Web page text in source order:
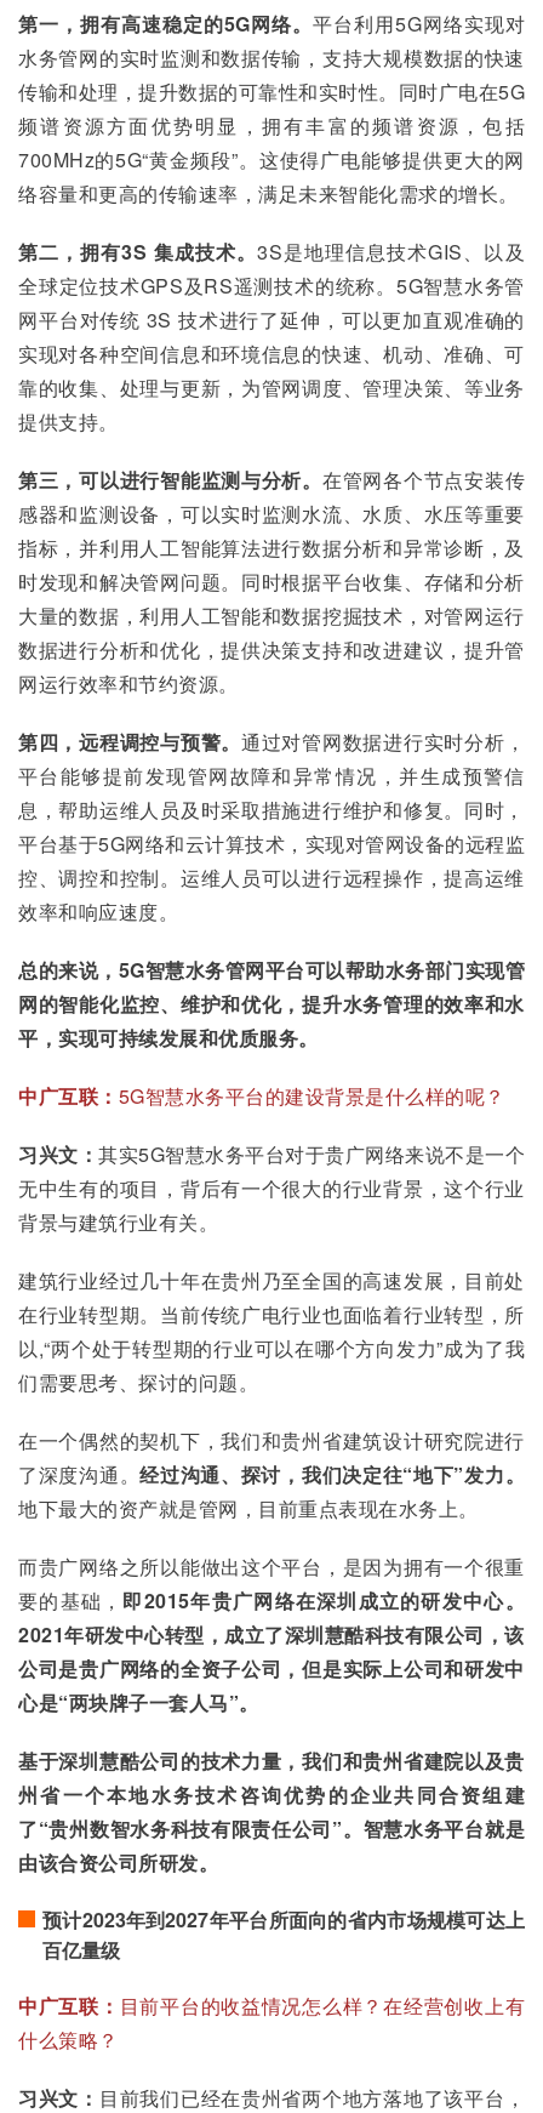
第一，拥有高速稳定的5G网络。平台利用5G网络实现对
水务管网的实时监测和数据传输，支持大规模数据的快速
传输和处理，提升数据的可靠性和实时性。同时广电在5G
频谱资源方面优势明显，拥有丰富的频谱资源，包括
700MHz的5G“黄金频段”。这使得广电能够提供更大的网
络容量和更高的传输速率，满足未来智能化需求的增长。
第二，拥有3S 集成技术。 3S是地理信息技术GIS、以及
全球定位技术GPS及RS遥测技术的统称。5G智慧水务管
网平台对传统 3S 技术进行了延伸，可以更加直观准确的
实现对各种空间信息和环境信息的快速、机动、准确、可
靠的收集、处理与更新，为管网调度、管理决策、等业务
提供支持。
第三，可以进行智能监测与分析。 在管网各个节点安装传
感器和监测设备，可以实时监测水流、水质、水压等重要
指标，并利用人工智能算法进行数据分析和异常诊断，及
时发现和解决管网问题。同时根据平台收集、存储和分析
大量的数据，利用人工智能和数据挖掘技术，对管网运行
数据进行分析和优化，提供决策支持和改进建议，提升管
网运行效率和节约资源。
第四，远程调控与预警。通过对管网数据进行实时分析，
平台能够提前发现管网故障和异常情况，并生成预警信
息，帮助运维人员及时采取措施进行维护和修复。同时，
平台基于5G网络和云计算技术，实现对管网设备的远程监
控、调控和控制。运维人员可以进行远程操作，提高运维
效率和响应速度。
总的来说，5G智慧水务管网平台可以帮助水务部门实现管
网的智能化监控、维护和优化，提升水务管理的效率和水
平，实现可持续发展和优质服务。
中广互联： 5G智慧水务平台的建设背景是什么样的呢？
习兴文： 其实5G智慧水务平台对于贵广网络来说不是一个
无中生有的项目，背后有一个很大的行业背景，这个行业
背景与建筑行业有关。
建筑行业经过几十年在贵州乃至全国的高速发展，目前处
在行业转型期。当前传统广电行业也面临着行业转型，所
以,“两个处于转型期的行业可以在哪个方向发力”成为了我
们需要思考、探讨的问题。
在一个偶然的契机下，我们和贵州省建筑设计研究院进行
了深度沟通。经过沟通、探讨，我们决定往“地下”发力。
地下最大的资产就是管网，目前重点表现在水务上。
而贵广网络之所以能做出这个平台，是因为拥有一个很重
要的基础， 即2015年贵广网络在深圳成立的研发中心。
2021年研发中心转型，成立了深圳慧酷科技有限公司，该
公司是贵广网络的全资子公司，但是实际上公司和研发中
心是“两块牌子一套人马”。
基于深圳慧酷公司的技术力量，我们和贵州省建院以及贵
州省一个本地水务技术咨询优势的企业共同合资组建
了“贵州数智水务科技有限责任公司”。智慧水务平台就是
由该合资公司所研发。
预计2023年到2027年平台所面向的省内市场规模可达上
百亿量级
中广互联： 目前平台的收益情况怎么样？在经营创收上有
什么策略？
习兴文： 目前我们已经在贵州省两个地方落地了该平台，